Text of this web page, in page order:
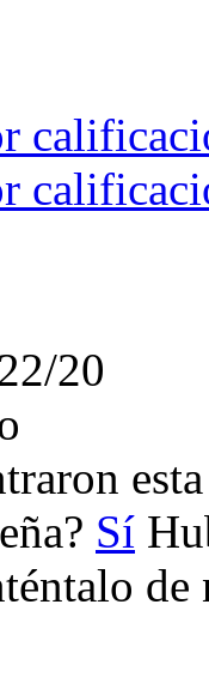
20
Sí
de